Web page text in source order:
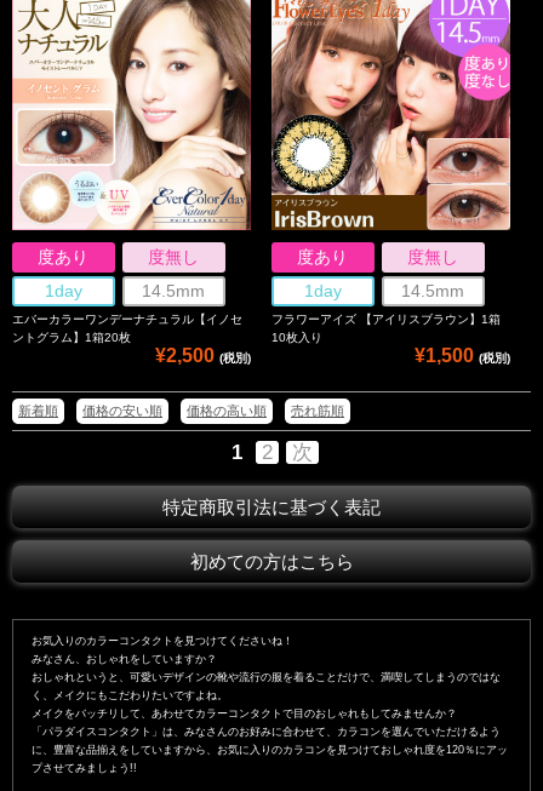
度あり
度無し
1day
14.5mm
エバーカラーワンデーナチュラル【イノセ
ントグラム】1箱20枚
¥2,500 (税別)
度あり
度無し
1day
14.5mm
フラワーアイズ 【アイリスブラウン】1箱
10枚入り
¥1,500 (税別)
新着順 価格の安い順 価格の高い順 売れ筋順
1 2 次
特定商取引法に基づく表記
初めての方はこちら
お気入りのカラーコンタクトを見つけてくださいね！
みなさん、おしゃれをしていますか？
おしゃれというと、可愛いデザインの靴や流行の服を着ることだけで、満喫してしまうのではな
く、メイクにもこだわりたいですよね。
メイクをバッチリして、あわせてカラーコンタクトで目のおしゃれもしてみませんか？
「パラダイスコンタクト」は、みなさんのお好みに合わせて、カラコンを選んでいただけるよう
に、豊富な品揃えをしていますから、お気に入りのカラコンを見つけておしゃれ度を120％にアッ
プさせてみましょう!!